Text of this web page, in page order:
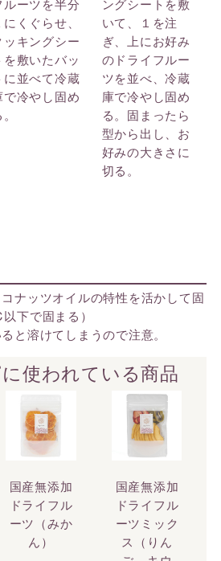
にくぐらせ、
ッキングシー
を敷いたバッ
に並べて冷蔵
で冷やし固め
いて、１を注
ぎ、上にお好み
のドライフルー
ツを並べ、冷蔵
庫で冷やし固め
る。固まったら
型から出し、お
好みの大きさに
切る。
ナッツオイルの特性を活かして固
下で固まる）
と溶けてしまうので注意。
使われている商品
国産無添加
ドライフル
ーツ（みか
ん）
国産無添加
ドライフル
ーツミック
ス（りん